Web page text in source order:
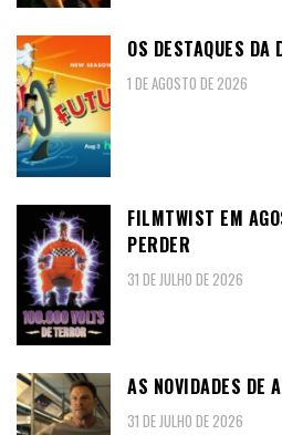
OS DESTAQUES DA
1 DE AGOSTO DE 2026
FILMTWIST EM
PERDER
31 DE JULHO DE 2026
AS NOVIDADES DE
31 DE JULHO DE 2026